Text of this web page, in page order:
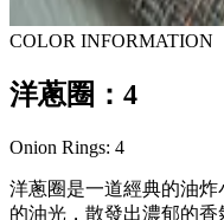
COLOR INFORMATION
洋蔥圈：4
Onion Rings: 4
洋蔥圈是一道經典的油
的油光，散發出濃郁的